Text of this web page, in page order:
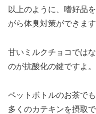
以上のように、嗜好品
がら体臭対策ができます
甘いミルクチョコでは
のが抗酸化の鍵ですよ。
ペットボトルのお茶で
多くのカテキンを摂取で